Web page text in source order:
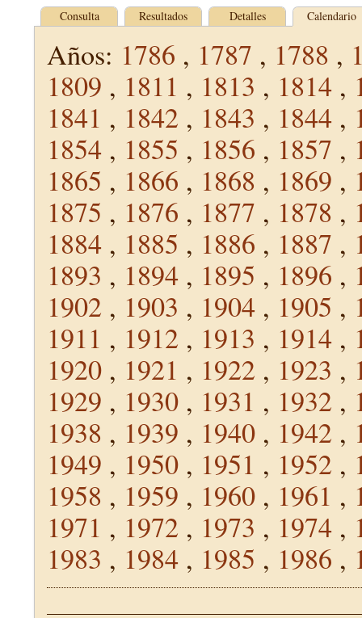
Consulta Resultados Detalles Calendario
Años: 1786 , 1787 , 1788 ,
1809 , 1811 , 1813 , 1814 ,
1841 , 1842 , 1843 , 1844 ,
1854 , 1855 , 1856 , 1857 ,
1865 , 1866 , 1868 , 1869 ,
1875 , 1876 , 1877 , 1878 ,
1884 , 1885 , 1886 , 1887 ,
1893 , 1894 , 1895 , 1896 ,
1902 , 1903 , 1904 , 1905 ,
1911 , 1912 , 1913 , 1914 ,
1920 , 1921 , 1922 , 1923 ,
1929 , 1930 , 1931 , 1932 ,
1938 , 1939 , 1940 , 1942 ,
1949 , 1950 , 1951 , 1952 ,
1958 , 1959 , 1960 , 1961 ,
1971 , 1972 , 1973 , 1974 ,
1983 , 1984 , 1985 , 1986 ,